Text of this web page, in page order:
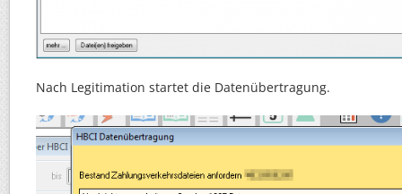
Nach Legitimation startet die Datenübertragung.